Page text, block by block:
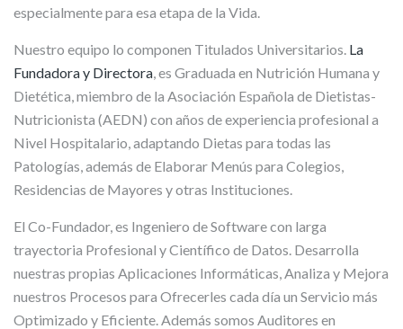
especialmente para esa etapa de la Vida.
Nuestro equipo lo componen Titulados Universitarios. La
Fundadora y Directora , es Graduada en Nutrición Humana y
Dietética, miembro de la Asociación Española de Dietistas-
Nutricionista (AEDN) con años de experiencia profesional a
Nivel Hospitalario, adaptando Dietas para todas las
Patologías, además de Elaborar Menús para Colegios,
Residencias de Mayores y otras Instituciones.
El Co-Fundador, es Ingeniero de Software con larga
trayectoria Profesional y Científico de Datos. Desarrolla
nuestras propias Aplicaciones Informáticas, Analiza y Mejora
nuestros Procesos para Ofrecerles cada día un Servicio más
Optimizado y Eficiente. Además somos Auditores en